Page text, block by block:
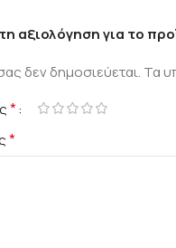
αξιολόγηση για το
δεν δημοσιεύεται. Τα
*
*